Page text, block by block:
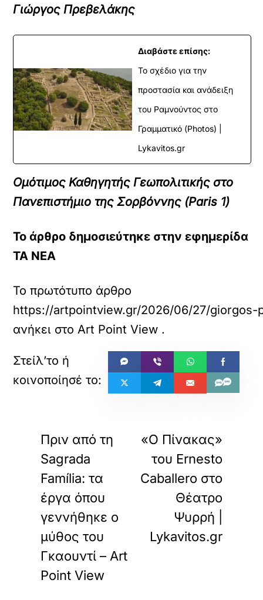
Γιώργος Πρεβελάκης
Διαβάστε επίσης:
Το σχέδιο για την
προστασία και ανάδειξη
του Ραμνούντος στο
Γραμματικό (Photos) |
Lykavitos.gr
Ομότιμος Καθηγητής Γεωπολιτικής στο
Πανεπιστήμιο της Σορβόννης (Paris 1)
Το άρθρο δημοσιεύτηκε στην εφημερίδα
ΤΑ ΝΕΑ
Το πρωτότυπο άρθρο
https://artpointview.gr/2026/06/27/
ανήκει στοArt Point View .
Πριν από τη
Sagrada
Família: τα
έργα όπου
γεννήθηκε ο
μύθος του
Γκαουντί – Art
Point View
«Ο Πίνακας»
του Ernesto
Caballero στο
Θέατρο
Ψυρρή |
Lykavitos.gr